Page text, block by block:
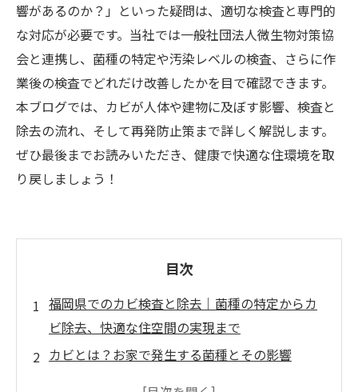
響があるのか？」といった疑問は、適切な検査と専門的
な対応が必要です。当社では一般社団法人微生物対策協
会と連携し、菌種の特定や汚染レベルの検査、さらに作
業後の検査でどれだけ改善したかを目で確認できます。
本ブログでは、カビが人体や建物に及ぼす影響、検査と
除去の流れ、そして再発防止策まで詳しく解説します。
ぜひ最後までお読みいただき、健康で快適な住環境を取
り戻しましょう！
目次
福岡県でのカビ検査と除去｜菌種の特定からカ
ビ除去、快適な住空間の実現まで
カビとは？お家で発生する菌種とその影響
お家のカビ検査が必要な理由